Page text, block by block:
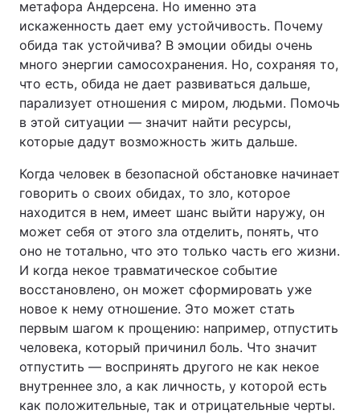
метафора Андерсена. Но именно эта
искаженность дает ему устойчивость. Почему
обида так устойчива? В эмоции обиды очень
много энергии самосохранения. Но, сохраняя то,
что есть, обида не дает развиваться дальше,
парализует отношения с миром, людьми. Помочь
в этой ситуации — значит найти ресурсы,
которые дадут возможность жить дальше.
Когда человек в безопасной обстановке начинает
говорить о своих обидах, то зло, которое
находится в нем, имеет шанс выйти наружу, он
может себя от этого зла отделить, понять, что
оно не тотально, что это только часть его жизни.
И когда некое травматическое событие
восстановлено, он может сформировать уже
новое к нему отношение. Это может стать
первым шагом к прощению: например, отпустить
человека, который причинил боль. Что значит
отпустить — воспринять другого не как некое
внутреннее зло, а как личность, у которой есть
как положительные, так и отрицательные черты.